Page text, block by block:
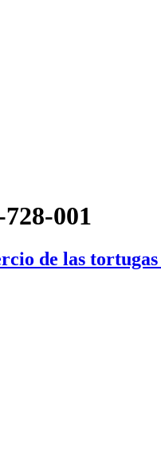
001
de las